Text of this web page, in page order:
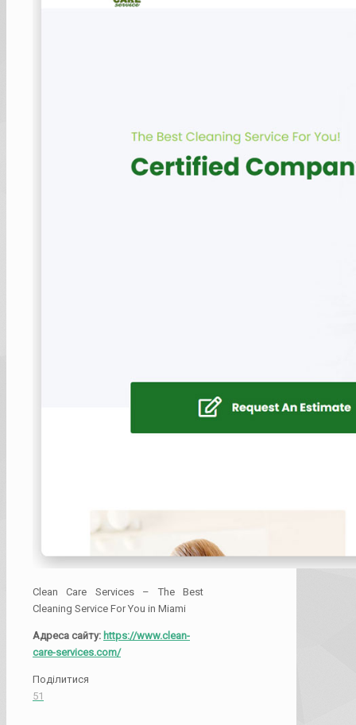
Clean Care Services – The Best
Cleaning Service For You in Miami
Адреса сайту: https://www.clean-
care-services.com/
Поділитися
51